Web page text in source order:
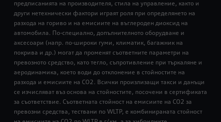
предписанията на производителя, стила на управление, както и
други нетехнически фактори играят роля при определянето на
разхода на гориво и на емисиите на въглероден диоксид на
автомобила. По-специално, допълнителното оборудване и
аксесоари (напр. по-широки гуми, климатик, багажник на
покрива и др.) могат да променят съответните параметри на
превозното средство, като тегло, съпротивление при търкаляне и
аеродинамика, което води до отклонение в стойностите на
разхода и емисиите на CO2. Всички произлизащи такси и данъци
се изчисляват въз основа на стойностите, посочени в сертификата
за съответствие. Съответната стойност на емисиите на CO2 за
превозни средства, тествани по WLTP, е комбинираната стойност